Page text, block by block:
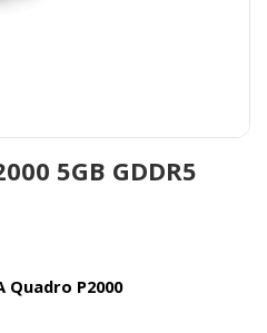
5GB GDDR5
Quadro P2000